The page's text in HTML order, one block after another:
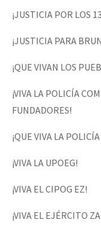
¡JUSTICIA POR LOS
¡JUSTICIA PARA
¡QUE VIVAN LOS
¡VIVA LA POLICÍA
FUNDADORES!
¡QUE VIVA LA
¡VIVA LA UPOEG!
¡VIVA EL CIPOG EZ!
¡VIVA EL EJÉRCITO